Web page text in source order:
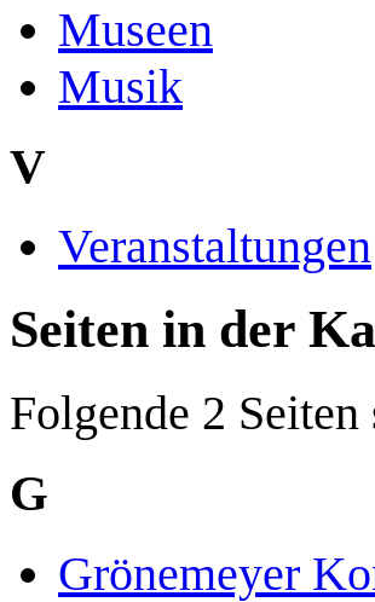
Museen
Musik
V
Veranstaltungen
Seiten in der
Folgende 2
G
Grönemeyer